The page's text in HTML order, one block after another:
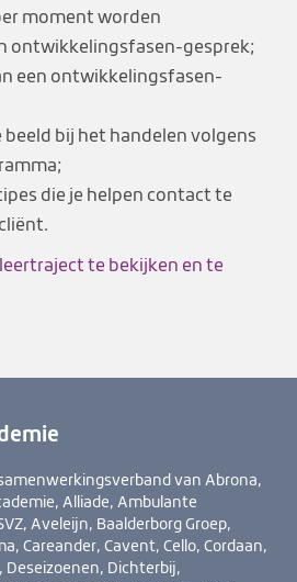
moment worden
ontwikkelingsfasen-gesprek;
een ontwikkelingsfasen-
beeld bij het handelen volgens
die je helpen contact te
te bekijken en te
van Abrona,
Alliade, Ambulante
Aveleijn, Baalderborg Groep,
Careander, Cavent, Cello, Cordaan,
Deseizoenen, Dichterbij,